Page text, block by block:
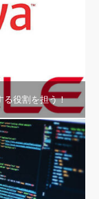
役割を担う！